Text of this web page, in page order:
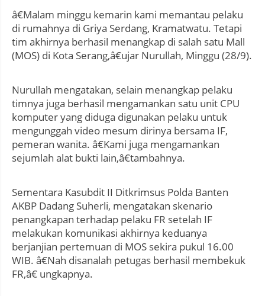
â€Malam minggu kemarin kami memantau pelaku
di rumahnya di Griya Serdang, Kramatwatu. Tetapi
tim akhirnya berhasil menangkap di salah satu Mall
(MOS) di Kota Serang,â€ujar Nurullah, Minggu (28/9).
Nurullah mengatakan, selain menangkap pelaku
timnya juga berhasil mengamankan satu unit CPU
komputer yang diduga digunakan pelaku untuk
mengunggah video mesum dirinya bersama IF,
pemeran wanita. â€Kami juga mengamankan
sejumlah alat bukti lain,â€tambahnya.
Sementara Kasubdit II Ditkrimsus Polda Banten
AKBP Dadang Suherli, mengatakan skenario
penangkapan terhadap pelaku FR setelah IF
melakukan komunikasi akhirnya keduanya
berjanjian pertemuan di MOS sekira pukul 16.00
WIB. â€Nah disanalah petugas berhasil membekuk
FR,â€ ungkapnya.